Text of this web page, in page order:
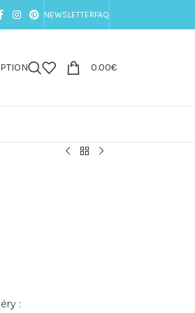
NEWSLETTERFAQ
0.00€
: